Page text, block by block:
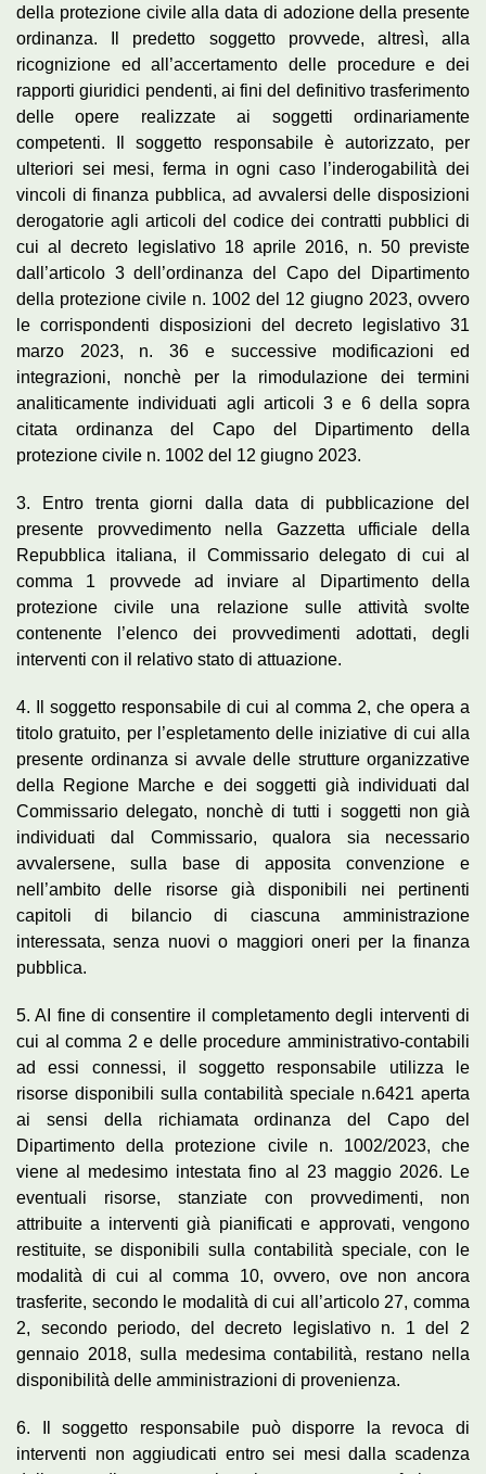
della protezione civile alla data di adozione della presente
ordinanza. Il predetto soggetto provvede, altresì, alla
ricognizione ed all’accertamento delle procedure e dei
rapporti giuridici pendenti, ai fini del definitivo trasferimento
delle opere realizzate ai soggetti ordinariamente
competenti. Il soggetto responsabile è autorizzato, per
ulteriori sei mesi, ferma in ogni caso l’inderogabilità dei
vincoli di finanza pubblica, ad avvalersi delle disposizioni
derogatorie agli articoli del codice dei contratti pubblici di
cui al decreto legislativo 18 aprile 2016, n. 50 previste
dall’articolo 3 dell’ordinanza del Capo del Dipartimento
della protezione civile n. 1002 del 12 giugno 2023, ovvero
le corrispondenti disposizioni del decreto legislativo 31
marzo 2023, n. 36 e successive modificazioni ed
integrazioni, nonchè per la rimodulazione dei termini
analiticamente individuati agli articoli 3 e 6 della sopra
citata ordinanza del Capo del Dipartimento della
protezione civile n. 1002 del 12 giugno 2023.
3. Entro trenta giorni dalla data di pubblicazione del
presente provvedimento nella Gazzetta ufficiale della
Repubblica italiana, il Commissario delegato di cui al
comma 1 provvede ad inviare al Dipartimento della
protezione civile una relazione sulle attività svolte
contenente l’elenco dei provvedimenti adottati, degli
interventi con il relativo stato di attuazione.
4. Il soggetto responsabile di cui al comma 2, che opera a
titolo gratuito, per l’espletamento delle iniziative di cui alla
presente ordinanza si avvale delle strutture organizzative
della Regione Marche e dei soggetti già individuati dal
Commissario delegato, nonchè di tutti i soggetti non già
individuati dal Commissario, qualora sia necessario
avvalersene, sulla base di apposita convenzione e
nell’ambito delle risorse già disponibili nei pertinenti
capitoli di bilancio di ciascuna amministrazione
interessata, senza nuovi o maggiori oneri per la finanza
pubblica.
5. AI fine di consentire il completamento degli interventi di
cui al comma 2 e delle procedure amministrativo-contabili
ad essi connessi, il soggetto responsabile utilizza le
risorse disponibili sulla contabilità speciale n.6421 aperta
ai sensi della richiamata ordinanza del Capo del
Dipartimento della protezione civile n. 1002/2023, che
viene al medesimo intestata fino al 23 maggio 2026. Le
eventuali risorse, stanziate con provvedimenti, non
attribuite a interventi già pianificati e approvati, vengono
restituite, se disponibili sulla contabilità speciale, con le
modalità di cui al comma 10, ovvero, ove non ancora
trasferite, secondo le modalità di cui all’articolo 27, comma
2, secondo periodo, del decreto legislativo n. 1 del 2
gennaio 2018, sulla medesima contabilità, restano nella
disponibilità delle amministrazioni di provenienza.
6. Il soggetto responsabile può disporre la revoca di
interventi non aggiudicati entro sei mesi dalla scadenza